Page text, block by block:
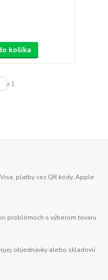
košíka
z 1
platby cez QR kódy, Apple
problémoch s výberom tovaru
objednávky alebo skladovú